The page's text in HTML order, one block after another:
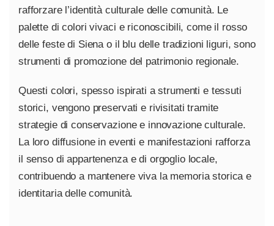
rafforzare l’identità culturale delle comunità. Le
palette di colori vivaci e riconoscibili, come il rosso
delle feste di Siena o il blu delle tradizioni liguri, sono
strumenti di promozione del patrimonio regionale.
Questi colori, spesso ispirati a strumenti e tessuti
storici, vengono preservati e rivisitati tramite
strategie di conservazione e innovazione culturale.
La loro diffusione in eventi e manifestazioni rafforza
il senso di appartenenza e di orgoglio locale,
contribuendo a mantenere viva la memoria storica e
identitaria delle comunità.